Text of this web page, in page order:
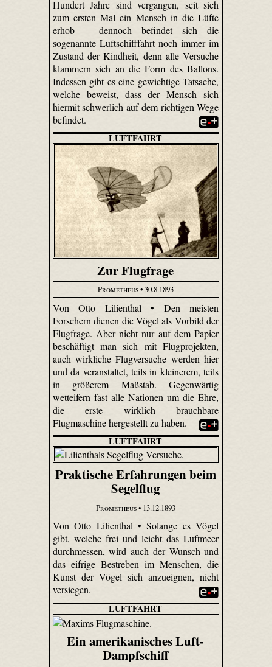
Hundert Jahre sind vergangen, seit sich
zum ersten Mal ein Mensch in die Lüfte
erhob – dennoch befindet sich die
sogenannte Luftschifffahrt noch immer im
Zustand der Kindheit, denn alle Versuche
klammern sich an die Form des Ballons.
Indessen gibt es eine gewichtige Tatsache,
welche beweist, dass der Mensch sich
hiermit schwerlich auf dem richtigen Wege
befindet.
LUFTFAHRT
Zur Flugfrage
Prometheus• 30.8.1893
Von Otto Lilienthal • Den meisten
Forschern dienen die Vögel als Vorbild der
Flugfrage. Aber nicht nur auf dem Papier
beschäftigt man sich mit Flugprojekten,
auch wirkliche Flugversuche werden hier
und da veranstaltet, teils in kleinerem, teils
in größerem Maßstab. Gegenwärtig
wetteifern fast alle Nationen um die Ehre,
die erste wirklich brauchbare
Flugmaschine hergestellt zu haben.
LUFTFAHRT
Praktische Erfahrungen beim
Segelflug
Prometheus• 13.12.1893
Von Otto Lilienthal • Solange es Vögel
gibt, welche frei und leicht das Luftmeer
durchmessen, wird auch der Wunsch und
das eifrige Bestreben im Menschen, die
Kunst der Vögel sich anzueignen, nicht
versiegen.
LUFTFAHRT
Ein amerikanisches Luft-
Dampfschiff